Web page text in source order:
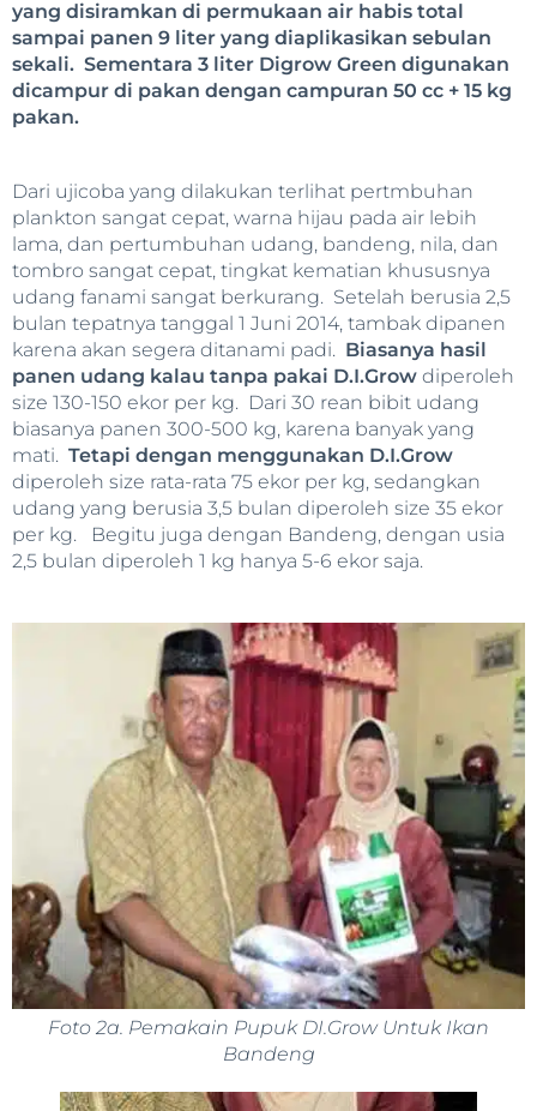
yang disiramkan di permukaan air habis total
sampai panen 9 liter yang diaplikasikan sebulan
sekali. Sementara 3 liter Digrow Green digunakan
dicampur di pakan dengan campuran 50 cc + 15 kg
pakan.
Dari ujicoba yang dilakukan terlihat pertmbuhan
plankton sangat cepat, warna hijau pada air lebih
lama, dan pertumbuhan udang, bandeng, nila, dan
tombro sangat cepat, tingkat kematian khususnya
udang fanami sangat berkurang. Setelah berusia 2,5
bulan tepatnya tanggal 1 Juni 2014, tambak dipanen
karena akan segera ditanami padi. Biasanya hasil
panen udang kalau tanpa pakai D.I.Grow diperoleh
size 130-150 ekor per kg. Dari 30 rean bibit udang
biasanya panen 300-500 kg, karena banyak yang
mati. Tetapi dengan menggunakan D.I.Grow
diperoleh size rata-rata 75 ekor per kg, sedangkan
udang yang berusia 3,5 bulan diperoleh size 35 ekor
per kg. Begitu juga dengan Bandeng, dengan usia
2,5 bulan diperoleh 1 kg hanya 5-6 ekor saja.
Foto 2a. Pemakain Pupuk DI.Grow Untuk Ikan
Bandeng